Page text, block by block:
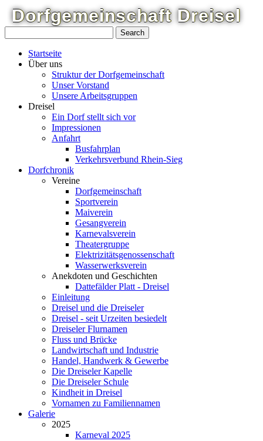
Dorfgemeinschaft Dreisel
Startseite
Über uns
Struktur der Dorfgemeinschaft
Unser Vorstand
Unsere Arbeitsgruppen
Dreisel
Ein Dorf stellt sich vor
Impressionen
Anfahrt
Busfahrplan
Verkehrsverbund Rhein-Sieg
Dorfchronik
Vereine
Dorfgemeinschaft
Sportverein
Maiverein
Gesangverein
Karnevalsverein
Theatergruppe
Elektrizitätsgenossenschaft
Wasserwerksverein
Anekdoten und Geschichten
Dattefälder Platt - Dreisel
Einleitung
Dreisel und die Dreiseler
Dreisel - seit Urzeiten besiedelt
Dreiseler Flurnamen
Fluss und Brücke
Landwirtschaft und Industrie
Handel, Handwerk & Gewerbe
Die Dreiseler Kapelle
Die Dreiseler Schule
Kindheit in Dreisel
Vornamen zu Familiennamen
Galerie
2025
Karneval 2025